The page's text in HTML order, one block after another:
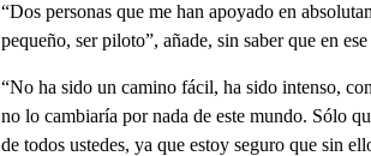
“Dos personas que me han apoyado en
pequeño, ser piloto”, añade, sin saber que en
“No ha sido un camino fácil, ha sido intenso,
no lo cambiaría por nada de este mundo. Sólo
de todos ustedes, ya que estoy seguro que sin